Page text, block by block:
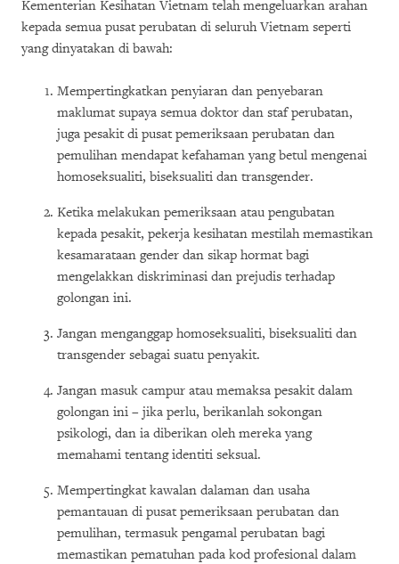
Kementerian Kesihatan Vietnam telah mengeluarkan arahan
kepada semua pusat perubatan di seluruh Vietnam seperti
yang dinyatakan di bawah:
Mempertingkatkan penyiaran dan penyebaran
maklumat supaya semua doktor dan staf perubatan,
juga pesakit di pusat pemeriksaan perubatan dan
pemulihan mendapat kefahaman yang betul mengenai
homoseksualiti, biseksualiti dan transgender.
Ketika melakukan pemeriksaan atau pengubatan
kepada pesakit, pekerja kesihatan mestilah memastikan
kesamarataan gender dan sikap hormat bagi
mengelakkan diskriminasi dan prejudis terhadap
golongan ini.
Jangan menganggap homoseksualiti, biseksualiti dan
transgender sebagai suatu penyakit.
Jangan masuk campur atau memaksa pesakit dalam
golongan ini – jika perlu, berikanlah sokongan
psikologi, dan ia diberikan oleh mereka yang
memahami tentang identiti seksual.
Mempertingkat kawalan dalaman dan usaha
pemantauan di pusat pemeriksaan perubatan dan
pemulihan, termasuk pengamal perubatan bagi
memastikan pematuhan pada kod profesional dalam